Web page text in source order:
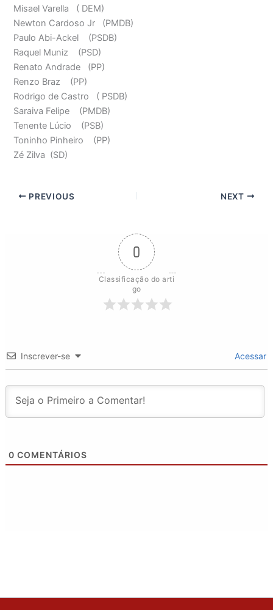
Misael Varella ( DEM)
Newton Cardoso Jr (PMDB)
Paulo Abi-Ackel (PSDB)
Raquel Muniz (PSD)
Renato Andrade (PP)
Renzo Braz (PP)
Rodrigo de Castro ( PSDB)
Saraiva Felipe (PMDB)
Tenente Lúcio (PSB)
Toninho Pinheiro (PP)
Zé Zilva (SD)
PREVIOUS NEXT
0
Classificação do arti
go
Inscrever-se Acessar
0 COMENTÁRIOS